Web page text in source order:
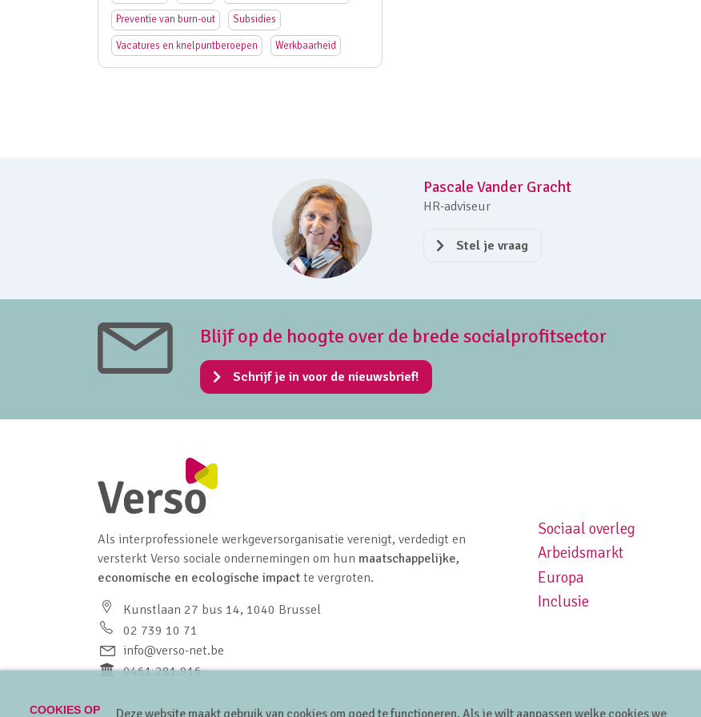
Preventie van burn-out Subsidies
Vacatures en knelpuntberoepen Werkbaarheid
Pascale Vander Gracht
HR-adviseur
Stel je vraag
Blijf op de hoogte over de brede socialprofitsector
Schrijf je in voor de nieuwsbrief!
Als interprofessionele werkgeversorganisatie verenigt, verdedigt en
versterkt Verso sociale ondernemingen om hun maatschappelijke,
economische en ecologische impact te vergroten.
Kunstlaan 27 bus 14, 1040 Brussel
02 739 10 71
info@verso-net.be
0461.281.916
Footer navigation left
Sociaal overleg
Arbeidsmarkt
Europa
Inclusie
COOKIES OP